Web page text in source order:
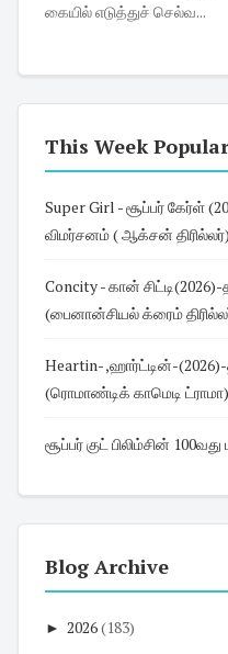
கையில் எடுத்துச் செல்வ...
This Week Popular
Super Girl - சூப்பர் கேர்ள்
விமர்சனம் ( ஆக்சன் திரில்லர்)
Concity - கான்
(பைனான்சியல் க்ரைம்
Heartin- ,ஹார்ட்டின்-
(ரொமாண்டிக் காமெடி ட்ராமா)
சூப்பர் குட் பிலிம்சின்
Blog Archive
► 2026(183)